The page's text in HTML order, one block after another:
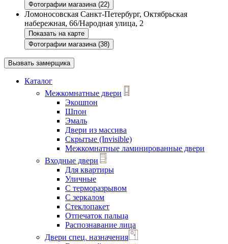
Фотографии магазина (22)
Ломоносовская Санкт-Петербург, Октябрьская
набережная, 66/Народная улица, 2
Показать на карте
Фотографии магазина (38)
Вызвать замерщика
Каталог
Межкомнатные двери
Экошпон
Шпон
Эмаль
Двери из массива
Скрытые (Invisible)
Межкомнатные ламинированные двери
Входные двери
Для квартиры
Уличные
С терморазрывом
С зеркалом
Стеклопакет
Отпечаток пальца
Распознавание лица
Двери спец. назначения